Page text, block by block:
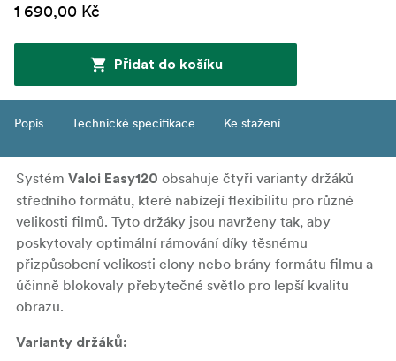
1 690,00 Kč
Přidat do košíku
Popis Technické specifikace Ke stažení
Systém Valoi Easy120 obsahuje čtyři varianty držáků
středního formátu, které nabízejí flexibilitu pro různé
velikosti filmů. Tyto držáky jsou navrženy tak, aby
poskytovaly optimální rámování díky těsnému
přizpůsobení velikosti clony nebo brány formátu filmu a
účinně blokovaly přebytečné světlo pro lepší kvalitu
obrazu.
Varianty držáků: